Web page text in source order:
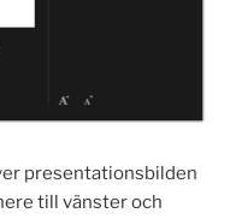
presentationsbilden
till vänster och